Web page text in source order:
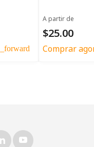
A partir de
$25.00
Comprar